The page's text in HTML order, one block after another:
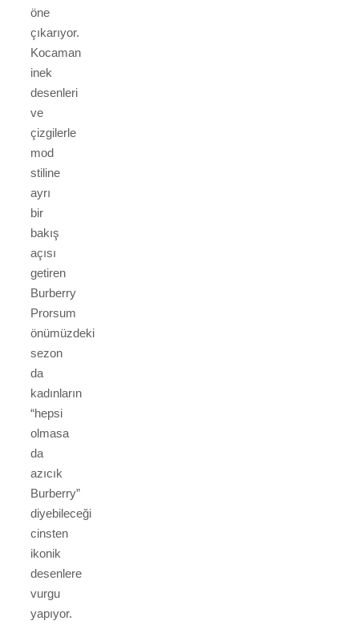
öne
çıkarıyor.
Kocaman
inek
desenleri
ve
çizgilerle
mod
stiline
ayrı
bir
bakış
açısı
getiren
Burberry
Prorsum
önümüzdeki
sezon
da
kadınların
“hepsi
olmasa
da
azıcık
Burberry”
diyebileceği
cinsten
ikonik
desenlere
vurgu
yapıyor.